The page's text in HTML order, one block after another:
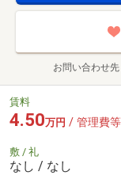
お問い合わせ先
賃料
4.50万円 / 管理費
敷 / 礼
なし / なし